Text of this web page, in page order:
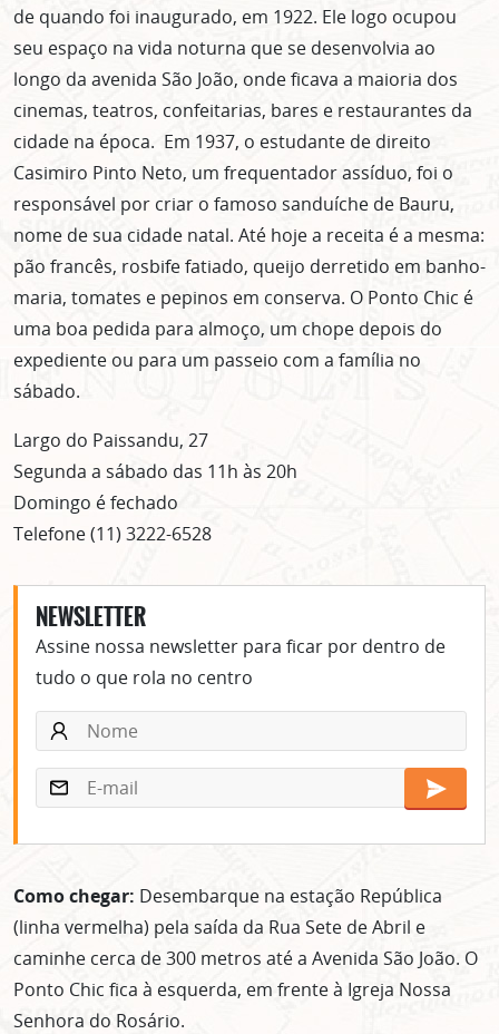
de quando foi inaugurado, em 1922. Ele logo ocupou
seu espaço na vida noturna que se desenvolvia ao
longo da avenida São João, onde ficava a maioria dos
cinemas, teatros, confeitarias, bares e restaurantes da
cidade na época. Em 1937, o estudante de direito
Casimiro Pinto Neto, um frequentador assíduo, foi o
responsável por criar o famoso sanduíche de Bauru,
nome de sua cidade natal. Até hoje a receita é a mesma:
pão francês, rosbife fatiado, queijo derretido em banho-
maria, tomates e pepinos em conserva. O Ponto Chic é
uma boa pedida para almoço, um chope depois do
expediente ou para um passeio com a família no
sábado.
Largo do Paissandu, 27
Segunda a sábado das 11h às 20h
Domingo é fechado
Telefone (11) 3222-6528
NEWSLETTER
Assine nossa newsletter para ficar por dentro de
tudo o que rola no centro
Como chegar: Desembarque na estação República
(linha vermelha) pela saída da Rua Sete de Abril e
caminhe cerca de 300 metros até a Avenida São João. O
Ponto Chic fica à esquerda, em frente à Igreja Nossa
Senhora do Rosário.